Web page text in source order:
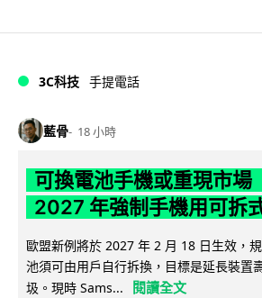
3C科技 手提電話
藍骨 18 小時
可換電池手機或重現市
2027 年強制手機用可拆
歐盟新例將於 2027 年 2 月 18 日生效，
池須可由用戶自行拆換，目標是延長裝置
圾。現時 Sams...
閱讀全文